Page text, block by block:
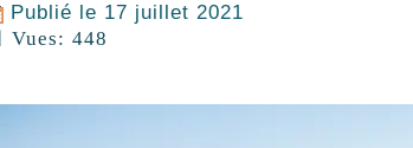
Publié le 17 juillet 2021
Vues: 448